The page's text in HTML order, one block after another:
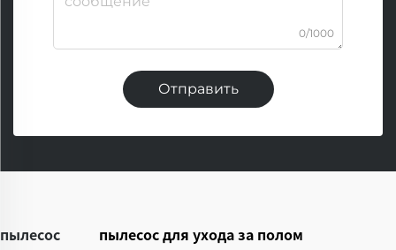
0/1000
Отправить
пылесос
пылесос для ухода за полом